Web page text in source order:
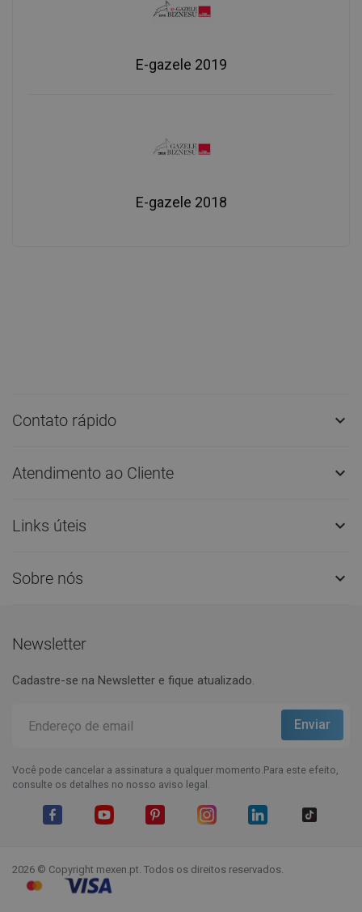
E-gazele 2019
E-gazele 2018
Contato rápido 
Atendimento ao Cliente 
Links úteis 
Sobre nós 
Newsletter
Cadastre-se na Newsletter e fique atualizado.
Você pode cancelar a assinatura a qualquer momento.Para este efeito,
consulte os detalhes no nosso aviso legal.
2026 © Copyright mexen.pt. Todos os direitos reservados.